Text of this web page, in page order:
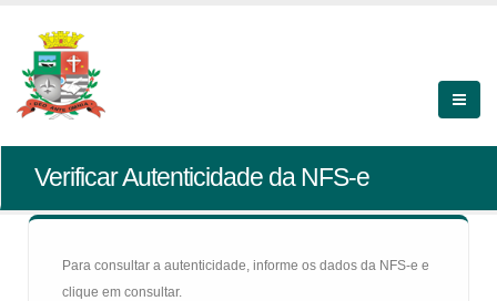
Verificar Autenticidade da NFS-e
Para consultar a autenticidade, informe os dados da NFS-e e
clique em consultar.